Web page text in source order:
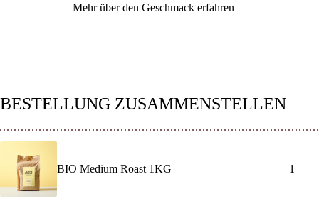
Mehr über den Geschmack erfahren
BESTELLUNG ZUSAMMENSTELLEN
BIO Medium Roast 1KG